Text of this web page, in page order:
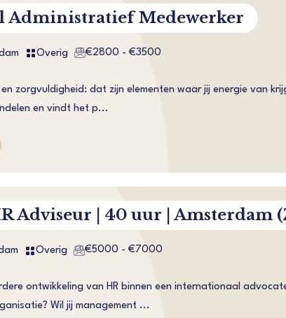
Administratief Medewerker
Overig €2800 - €3500
zorgvuldigheid: dat zijn elementen waar jij energie van
en vindt het p...
Adviseur | 40 uur | Amsterdam
Overig €5000 - €7000
ontwikkeling van HR binnen een internationaal
Wil jij management ...